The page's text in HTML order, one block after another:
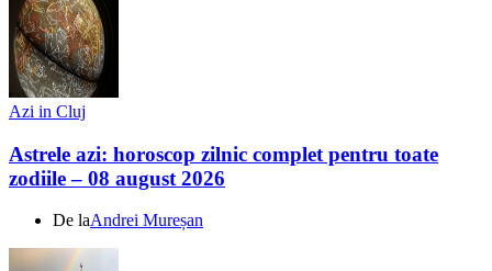
Azi in Cluj
Astrele azi: horoscop zilnic complet pentru toate
zodiile – 08 august 2026
De laAndrei Mureșan